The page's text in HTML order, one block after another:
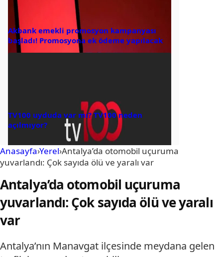
Akbank emekli promosyon kampanyası
başladı! Promosyona ek ödeme yapılacak
TV100 uyduda var mı? TV100 neden
açılmıyor?
Anasayfa›Yerel›Antalya’da otomobil uçuruma
yuvarlandı: Çok sayıda ölü ve yaralı var
Antalya’da otomobil uçuruma
yuvarlandı: Çok sayıda ölü ve yaralı
var
Antalya’nın Manavgat ilçesinde meydana gelen